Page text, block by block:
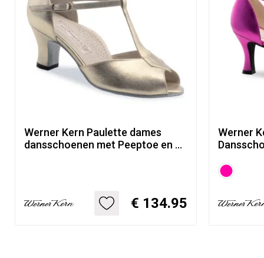
Werner Kern Paulette dames
dansschoenen met Peeptoe en T
€ 134.95
Werner
cm Hak